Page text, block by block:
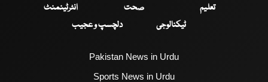
تعلیم
صحت
انٹرٹینمنٹ
ٹیکنالوجی
دلچسپ و عجیب
Pakistan News in Urdu
Sports News in Urdu